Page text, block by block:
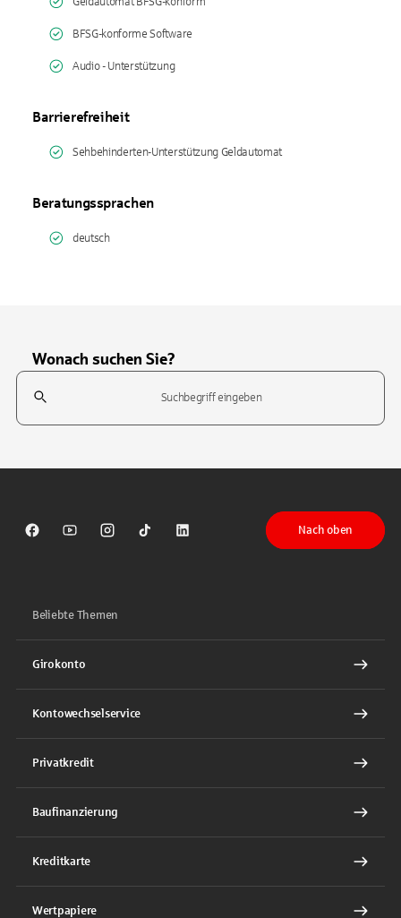
BFSG-konforme Software
Audio - Unterstützung
Barrierefreiheit
Sehbehinderten-Unterstützung Geldautomat
Beratungssprachen
deutsch
Wonach suchen Sie?
Suchfeld
Sparkasse auf Facebook
Sparkasse auf Youtube
Sparkasse auf Instagram
Sparkasse auf TikTok
Sparkasse auf LinkedIn
Nach oben
Beliebte Themen
Girokonto
Kontowechselservice
Privatkredit
Baufinanzierung
Kreditkarte
Wertpapiere